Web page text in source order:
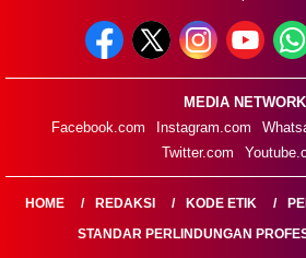
MEDIA NETWORK
Facebook.com
Instagram.com
Twitter.com
HOME REDAKSI KODE ETIK
STANDAR PERLINDUNGAN